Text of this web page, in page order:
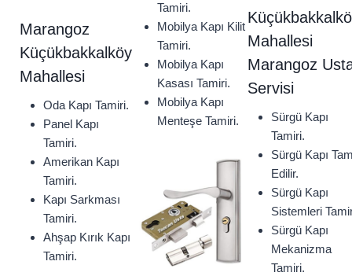
Marangoz
Küçükbakkalköy
Mahallesi
Oda Kapı Tamiri.
Panel Kapı
Tamiri.
Amerikan Kapı
Tamiri.
Kapı Sarkması
Tamiri.
Ahşap Kırık Kapı
Tamiri.
Tamiri.
Mobilya Kapı Kilit
Tamiri.
Mobilya Kapı
Kasası Tamiri.
Mobilya Kapı
Menteşe Tamiri.
Mahallesi
Marangoz
Servisi
Sürgü Kapı
Tamiri.
Sürgü Kapı
Edilir.
Sürgü Kapı
Sistemleri
Sürgü Kapı
Mekanizma
Tamiri.